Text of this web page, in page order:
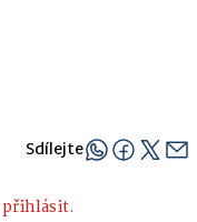
Sdílejte
přihlásit.